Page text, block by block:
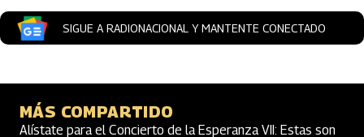
SIGUE A RADIONACIONAL Y MANTENTE CONECTADO
MÁS COMPARTIDO
Alístate para el Concierto de la Esperanza VII: Estas son